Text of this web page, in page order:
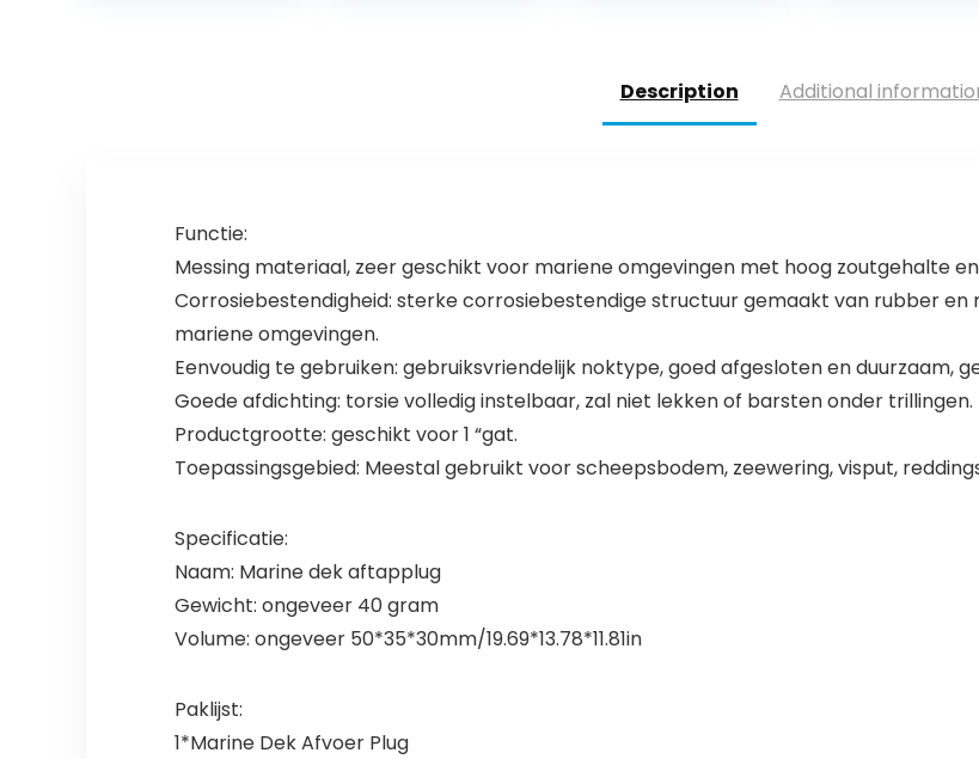
(Color : Green,
Size : 33FT-10M
Description Additional
Functie:
Messing materiaal, zeer geschikt voor mariene omgevingen met hoog zoutgehalte
Corrosiebestendigheid: sterke corrosiebestendige structuur gemaakt van rubber en
mariene omgevingen.
Eenvoudig te gebruiken: gebruiksvriendelijk noktype, goed afgesloten en duurzaam,
Goede afdichting: torsie volledig instelbaar, zal niet lekken of barsten onder trillingen.
Productgrootte: geschikt voor 1 “gat.
Toepassingsgebied: Meestal gebruikt voor scheepsbodem, zeewering, visput,
Specificatie:
Naam: Marine dek aftapplug
Gewicht: ongeveer 40 gram
Volume: ongeveer 50*35*30mm/19.69*13.78*11.81in
Paklijst:
1*Marine Dek Afvoer Plug